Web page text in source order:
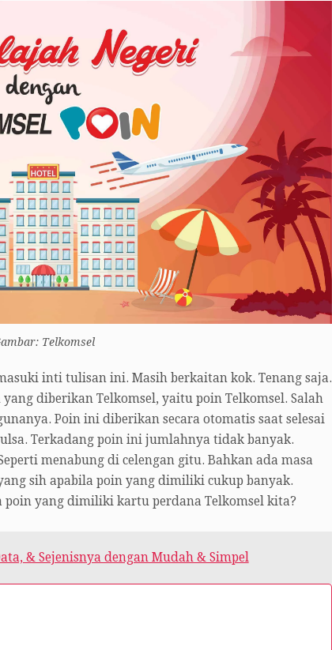
Telkomsel
inti tulisan ini. Masih berkaitan kok. Tenang saja.
diberikan Telkomsel, yaitu poin Telkomsel. Salah
Poin ini diberikan secara otomatis saat selesai
Terkadang poin ini jumlahnya tidak banyak.
menabung di celengan gitu. Bahkan ada masa
sih apabila poin yang dimiliki cukup banyak.
yang dimiliki kartu perdana Telkomsel kita?
& Sejenisnya dengan Mudah & Simpel